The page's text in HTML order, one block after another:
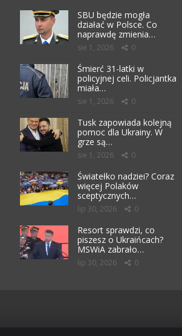
SBU będzie mogła
działać w Polsce. Co
naprawdę zmienia…
sie 1, 2026 0
Śmierć 31-latki w
policyjnej celi. Policjantka
miała…
sie 1, 2026 0
Tusk zapowiada kolejną
pomoc dla Ukrainy. W
grze są…
sie 1, 2026 0
Światełko nadziei? Coraz
więcej Polaków
sceptycznych…
lip 30, 2026 0
Resort sprawdzi, co
piszesz o Ukraińcach?
MSWiA zabrało…
lip 30, 2026 0